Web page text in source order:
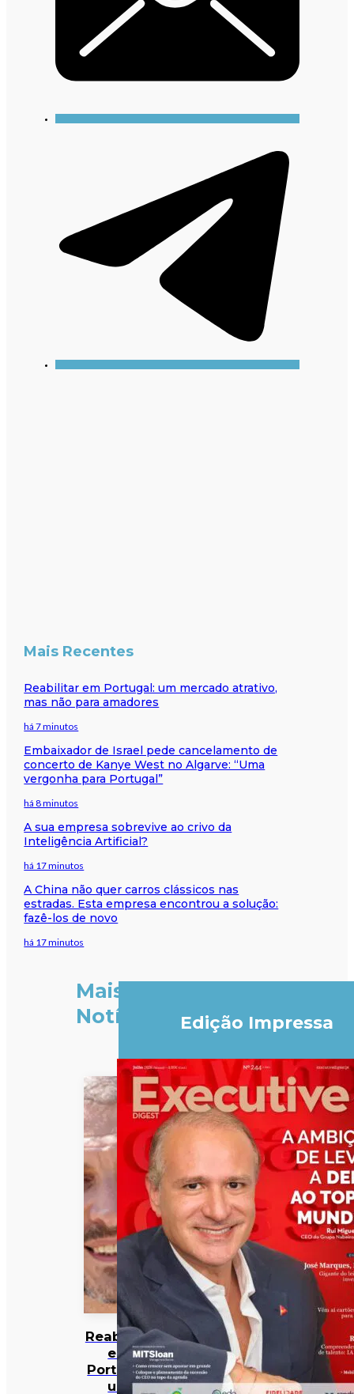
Mais Recentes
Reabilitar em Portugal: um mercado atrativo,
mas não para amadores
há 7 minutos
Embaixador de Israel pede cancelamento de
concerto de Kanye West no Algarve: “Uma
vergonha para Portugal”
há 8 minutos
A sua empresa sobrevive ao crivo da
Inteligência Artificial?
há 17 minutos
A China não quer carros clássicos nas
estradas. Esta empresa encontrou a solução:
fazê-los de novo
há 17 minutos
Mais
Notícias
Reabilitar
em
Portugal:
um
Edição Impressa